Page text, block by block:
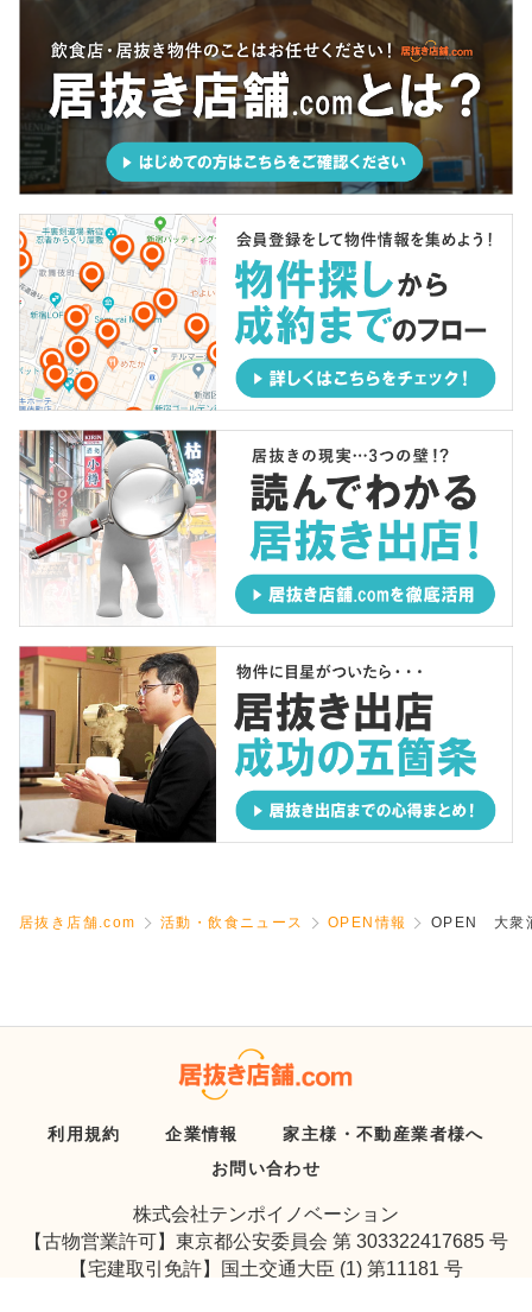
居抜き店舗.com 活動・飲食ニュース OPEN情報 OPEN 大衆
利用規約 企業情報
家主様・不動産業者様へ
お問い合わせ
株式会社テンポイノベーション
【古物営業許可】東京都公安委員会 第 303322417685 号
【宅建取引免許】国土交通大臣 (1) 第11181 号